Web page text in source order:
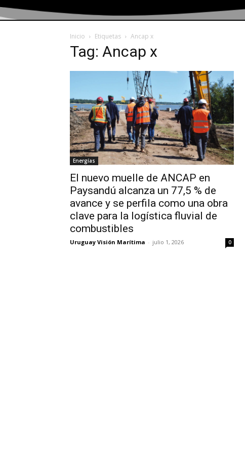
Inicio Etiquetas Ancap x
Tag: Ancap x
Energías
El nuevo muelle de ANCAP en
Paysandú alcanza un 77,5 % de
avance y se perfila como una obra
clave para la logística fluvial de
combustibles
Uruguay Visión Marítima - julio 1, 2026 0